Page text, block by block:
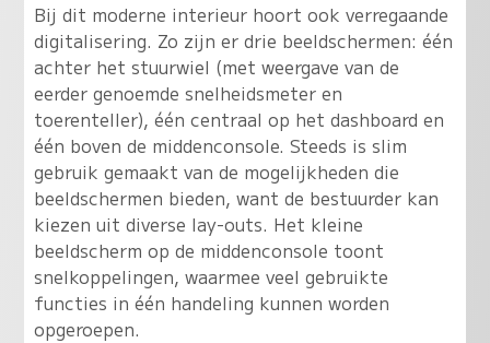
Bij dit moderne interieur hoort ook verregaande
digitalisering. Zo zijn er drie beeldschermen: één
achter het stuurwiel (met weergave van de
eerder genoemde snelheidsmeter en
toerenteller), één centraal op het dashboard en
één boven de middenconsole. Steeds is slim
gebruik gemaakt van de mogelijkheden die
beeldschermen bieden, want de bestuurder kan
kiezen uit diverse lay-outs. Het kleine
beeldscherm op de middenconsole toont
snelkoppelingen, waarmee veel gebruikte
functies in één handeling kunnen worden
opgeroepen.